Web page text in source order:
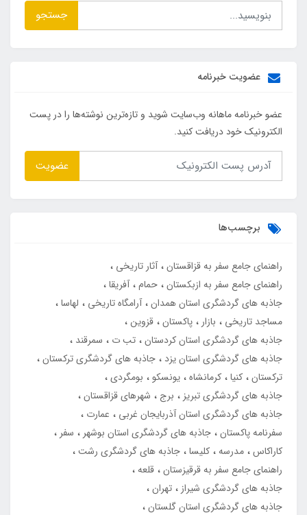
جستجو
عضویت خبرنامه
عضو خبرنامه ماهانه وب‌سایت شوید و تازه‌ترین نوشته‌ها را در پست
الکترونیک خود دریافت کنید.
عضویت
برچسب‌ها
راهنمای جامع سفر به قزاقستان آثار تاریخی
راهنمای جامع سفر به ازبکستان حمام آفریقا
جاذبه های گردشگری استان همدان آرامگاه تاریخی
لهاسا
مساجد تاریخی
بازار پاکستان قزوین
جاذبه های گردشگری استان کردستان تب ت
سمرقند
جاذبه های گردشگری استان یزد
جاذبه های گردشگری ترکستان
ترکستان کنیا کرمانشاه یونسکو
بومگردی
جاذبه های گردشگری تبریز
برج
شهرهای قزاقستان
جاذبه های گردشگری استان آذربایجان غربی
عمارت
سفرنامه پاکستان جاذبه های گردشگری استان بوشهر
سفر
کاراکاس مدرسه کلیسا جاذبه های گردشگری رشت
راهنمای جامع سفر به قرقیزستان قلعه
جاذبه های گردشگری شیراز
تهران
جاذبه های گردشگری استان گلستان